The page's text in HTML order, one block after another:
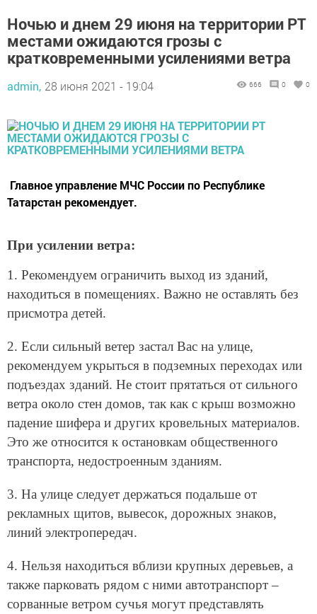
Ночью и днем 29 июня на территории РТ
местами ожидаются грозы с
кратковременными усилениями ветра
admin, 28 июня 2021 - 19:04 666 0 0
Главное управление МЧС России по Республике
Татарстан рекомендует.
При усилении ветра:
1. Рекомендуем ограничить выход из зданий,
находиться в помещениях. Важно не оставлять без
присмотра детей.
2. Если сильный ветер застал Вас на улице,
рекомендуем укрыться в подземных переходах или
подъездах зданий. Не стоит прятаться от сильного
ветра около стен домов, так как с крыш возможно
падение шифера и других кровельных материалов.
Это же относится к остановкам общественного
транспорта, недостроенным зданиям.
3. На улице следует держаться подальше от
рекламных щитов, вывесок, дорожных знаков,
линий электропередач.
4. Нельзя находиться вблизи крупных деревьев, а
также парковать рядом с ними автотранспорт –
сорванные ветром сучья могут представлять